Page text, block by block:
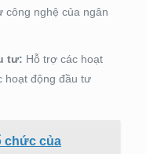
công nghệ của ngân
tư: Hỗ trợ các hoạt
hoạt động đầu tư
chức của